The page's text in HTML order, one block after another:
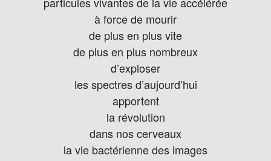
à force de mourir
de plus en plus vite
de plus en plus nombreux
d’exploser
les spectres d’aujourd’hui
apportent
la révolution
dans nos cerveaux
la vie bactérienne des images